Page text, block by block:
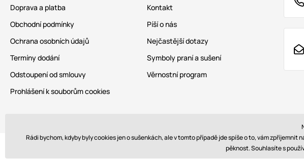
Doprava a platba
Obchodní podmínky
Ochrana osobních údajů
Termíny dodání
Odstoupení od smlouvy
Prohlášení k souborům cookies
Kontakt
Píší o nás
Nejčastější dotazy
Symboly praní a sušení
Věrnostní program
Doprava:
Rádi bychom, kdyby byly cookies jen o sušenkách, ale v tomto případě jde spíše o to, vám
pěknost. Souhlasíte s